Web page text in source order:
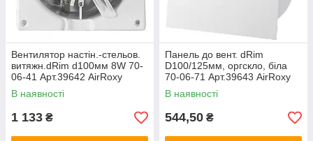
Вентилятор настін.-стельов.
витяжн.dRim d100мм 8W 70-
06-41 Арт.39642 AirRoxy
В наявності
1 133 ₴
Панель до вент. dRim
D100/125мм, оргскло, біла
70-06-71 Арт.39643 AirRoxy
В наявності
544,50 ₴